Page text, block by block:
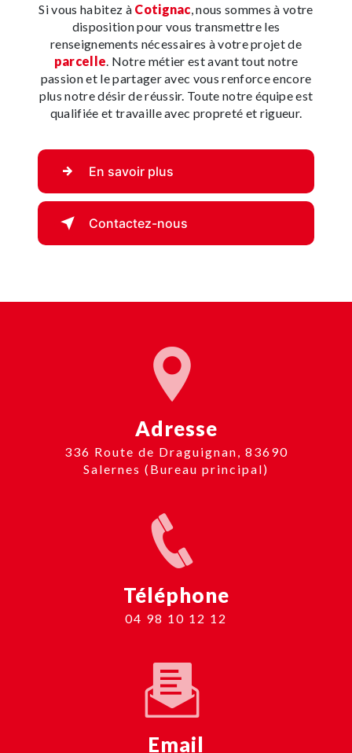
Si vous habitez à Cotignac , nous sommes à votre
disposition pour vous transmettre les
renseignements nécessaires à votre projet de
parcelle . Notre métier est avant tout notre
passion et le partager avec vous renforce encore
plus notre désir de réussir. Toute notre équipe est
qualifiée et travaille avec propreté et rigueur.
En savoir plus
Contactez-nous
Adresse
336 Route de Draguignan, 83690
Salernes (Bureau principal)
Téléphone
04 98 10 12 12
Email